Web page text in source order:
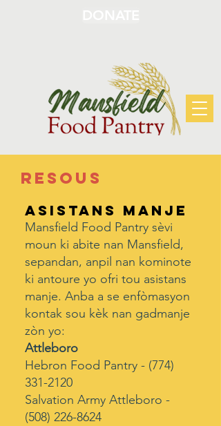
Resous
Asistans Manje
Mansfield Food Pantry sèvi
moun ki abite nan Mansfield,
sepandan, anpil nan kominote
ki antoure yo ofri tou asistans
manje. Anba a se enfòmasyon
kontak sou kèk nan gadmanje
zòn yo:
Attleboro
Hebron Food Pantry - (774)
331-2120
Salvation Army Attleboro -
(508) 226-8624